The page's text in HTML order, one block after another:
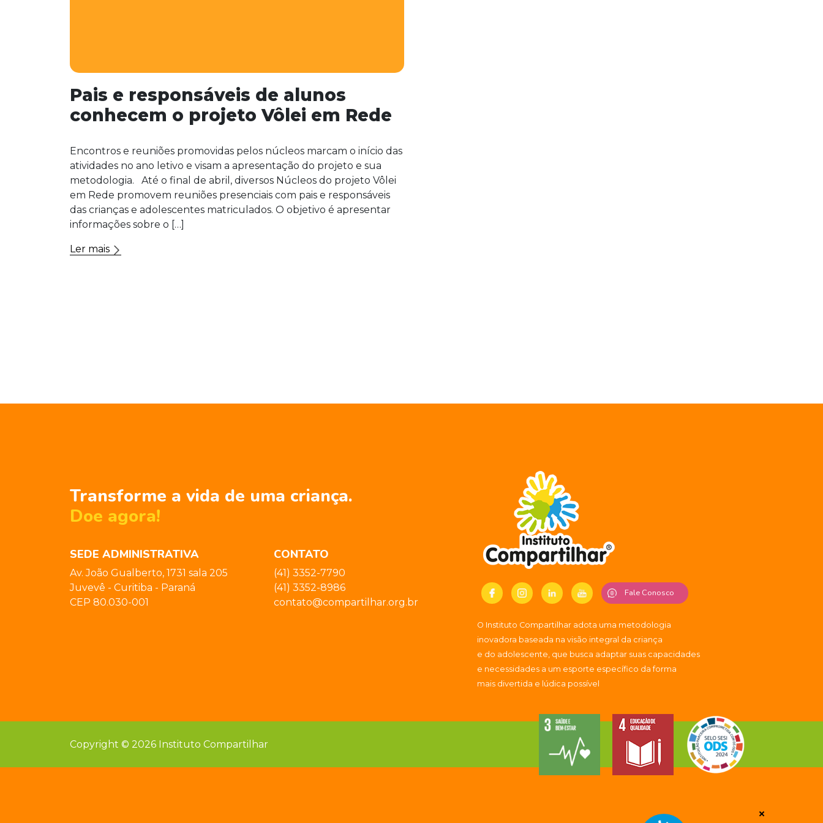
Pais e responsáveis de alunos
conhecem o projeto Vôlei em Rede
Encontros e reuniões promovidas pelos núcleos marcam o início das
atividades no ano letivo e visam a apresentação do projeto e sua
metodologia. Até o final de abril, diversos Núcleos do projeto Vôlei
em Rede promovem reuniões presenciais com pais e responsáveis
das crianças e adolescentes matriculados. O objetivo é apresentar
informações sobre o […]
Ler mais
Transforme a vida de uma criança.
Doe agora!
SEDE ADMINISTRATIVA
Av. João Gualberto, 1731 sala 205
Juvevê - Curitiba - Paraná
CEP 80.030-001
CONTATO
(41) 3352-7790
(41) 3352-8986
contato@compartilhar.org.br
Fale Conosco
O Instituto Compartilhar adota uma metodologia
inovadora baseada na visão integral da criança
e do adolescente, que busca adaptar suas capacidades
e necessidades a um esporte específico da forma
mais divertida e lúdica possível
Copyright © 2026 Instituto Compartilhar